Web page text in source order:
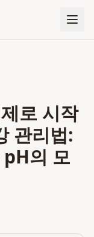
로 시작
관리법:
의 모